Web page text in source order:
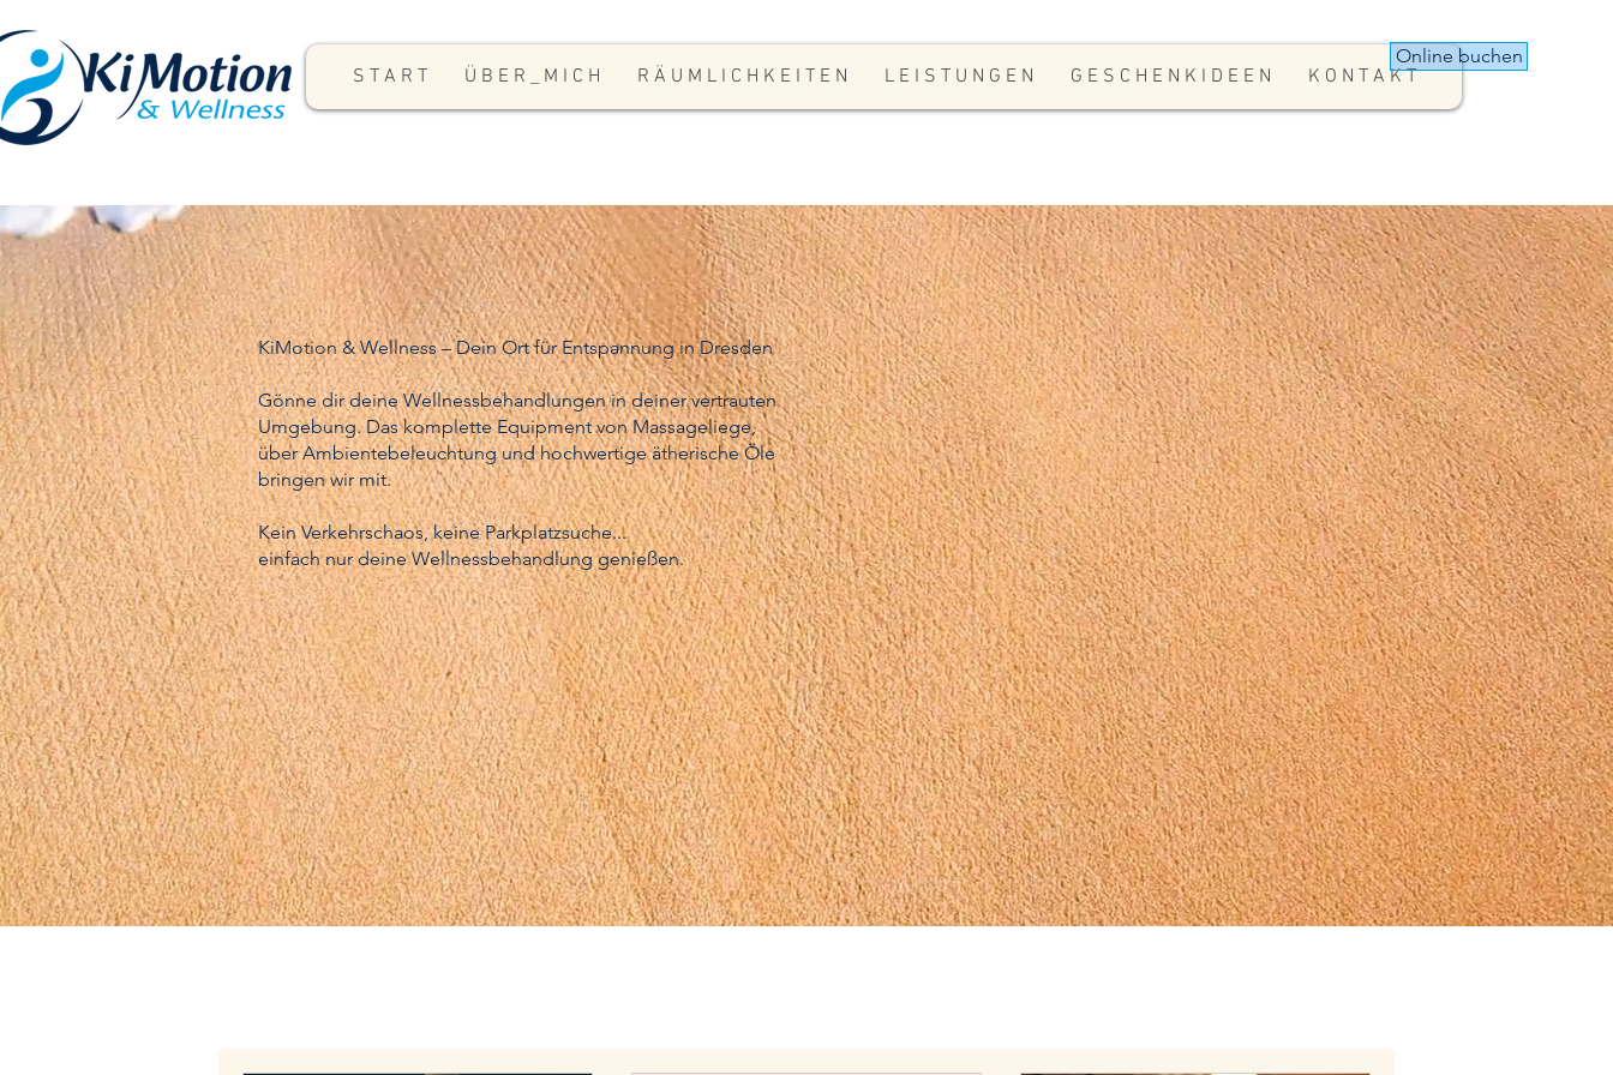
Online buchen
S T A R T Ü B E R _ M I C H R Ä U M L I C H K E I T E N L E I S T U N G E N G E S C H E N K I D E E N K O N T A K T
KiMotion & Wellness – Dein Ort für Entspannung in Dresden
Gönne dir deine Wellnessbehandlungen in deiner vertrauten
Umgebung. Das komplette Equipment von Massageliege,
über Ambientebeleuchtung und hochwertige ätherische Öle
bringen wir mit.
Kein Verkehrschaos, keine Parkplatzsuche...
einfach nur deine Wellnessbehandlung genießen.